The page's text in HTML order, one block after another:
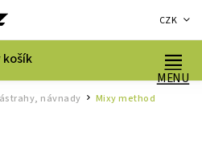
CZK
košík
návnady Mixy method